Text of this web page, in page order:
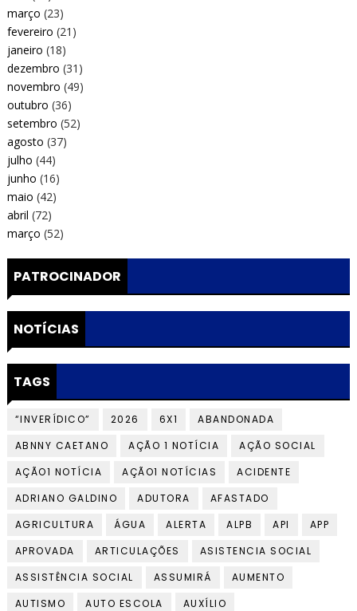
março (23)
fevereiro (21)
janeiro (18)
dezembro (31)
novembro (49)
outubro (36)
setembro (52)
agosto (37)
julho (44)
junho (16)
maio (42)
abril (72)
março (52)
PATROCINADOR
NOTÍCIAS
TAGS
“INVERÍDICO” 2026 6X1
ABANDONADA
ABNNY CAETANO
AÇÃO 1 NOTÍCIA
AÇÃO SOCIAL
AÇÃO1 NOTÍCIA
AÇÃO1 NOTÍCIAS
ACIDENTE
ADRIANO GALDINO
ADUTORA
AFASTADO
AGRICULTURA
ÁGUA ALERTA ALPB API
APP
APROVADA
ARTICULAÇÕES
ASISTENCIA SOCIAL
ASSISTÊNCIA SOCIAL
ASSUMIRÁ
AUMENTO
AUTISMO
AUTO ESCOLA
AUXÍLIO